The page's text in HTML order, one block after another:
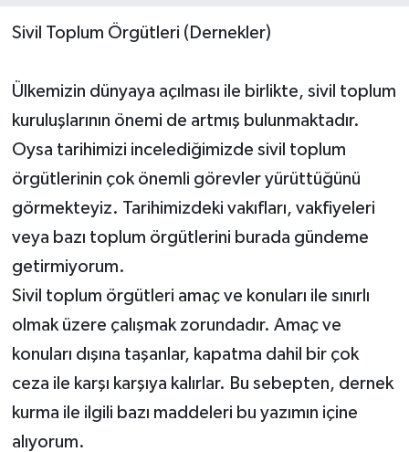
Sivil Toplum Örgütleri (Dernekler)
Ülkemizin dünyaya açılması ile birlikte, sivil toplum
kuruluşlarının önemi de artmış bulunmaktadır.
Oysa tarihimizi incelediğimizde sivil toplum
örgütlerinin çok önemli görevler yürüttüğünü
görmekteyiz. Tarihimizdeki vakıfları, vakfiyeleri
veya bazı toplum örgütlerini burada gündeme
getirmiyorum.
Sivil toplum örgütleri amaç ve konuları ile sınırlı
olmak üzere çalışmak zorundadır. Amaç ve
konuları dışına taşanlar, kapatma dahil bir çok
ceza ile karşı karşıya kalırlar. Bu sebepten, dernek
kurma ile ilgili bazı maddeleri bu yazımın içine
alıyorum.